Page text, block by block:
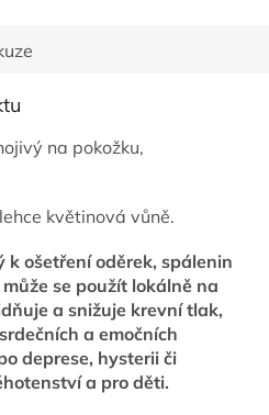
na pokožku,
květinová vůně.
k ošetření oděrek, spálenin
se použít lokálně na
a snižuje krevní tlak,
a emočních
deprese, hysterii či
a pro děti.